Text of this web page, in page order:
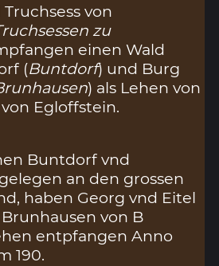
von
zu
einen Wald
(Buntdorf) und Burg
) als Lehen von
Egloffstein.
Buntdorf vnd
an den grossen
haben Georg vnd Eitel
von B
entpfangen Anno
190.